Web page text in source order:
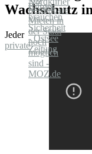
Wachschutz
Jeder
private